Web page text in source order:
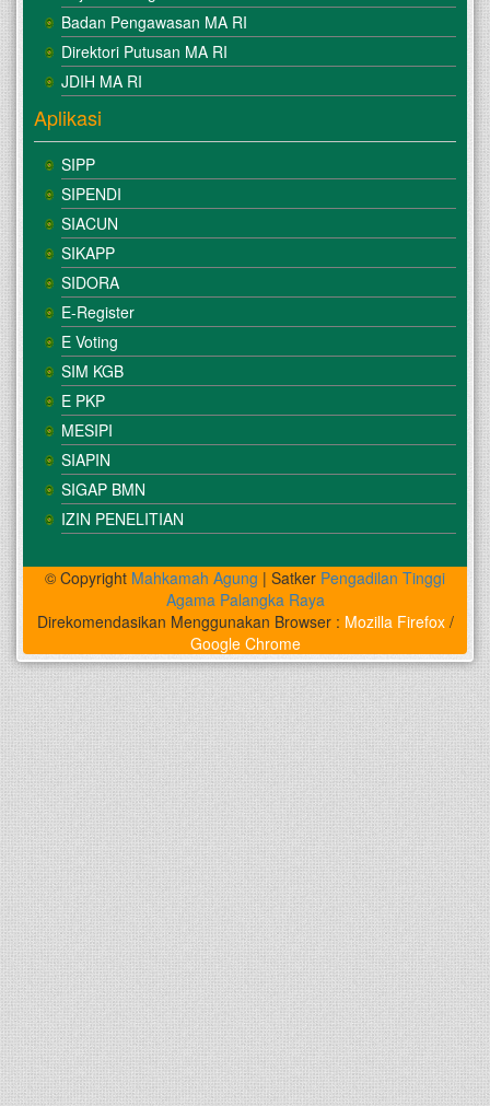
Badan Pengawasan MA RI
Direktori Putusan MA RI
JDIH MA RI
Aplikasi
SIPP
SIPENDI
SIACUN
SIKAPP
SIDORA
E-Register
E Voting
SIM KGB
E PKP
MESIPI
SIAPIN
SIGAP BMN
IZIN PENELITIAN
© Copyright Mahkamah Agung | Satker Pengadilan Tinggi
Agama Palangka Raya
Direkomendasikan Menggunakan Browser : Mozilla Firefox/
Google Chrome